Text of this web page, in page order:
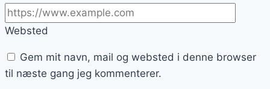
Websted
Gem mit navn, mail og websted i denne browser
til næste gang jeg kommenterer.